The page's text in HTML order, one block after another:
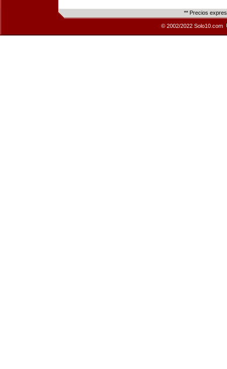
** Precios
© 2002/2022 Solo10.com